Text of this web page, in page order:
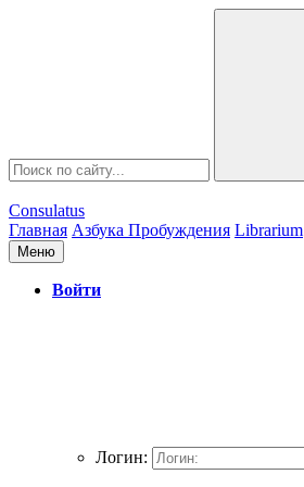
Consulatus
Главная Азбука Пробуждения Librarium
Меню
Войти
Логин: